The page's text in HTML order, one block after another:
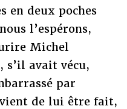
en deux poches
l’espérons,
Michel
avait vécu,
par
de lui être fait,